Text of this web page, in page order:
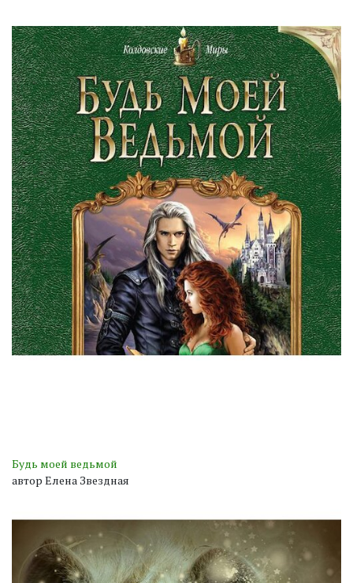
Будь моей ведьмой
автор Елена Звездная